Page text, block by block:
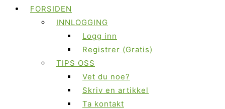
FORSIDEN
INNLOGGING
Logg inn
Registrer (Gratis)
TIPS OSS
Vet du noe?
Skriv en artikkel
Ta kontakt